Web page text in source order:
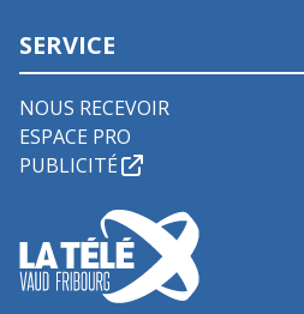
SERVICE
NOUS RECEVOIR
ESPACE PRO
PUBLICITÉ